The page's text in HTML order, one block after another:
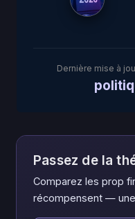
Dernière mise à
Passez de la
Comparez les prop
récompensent —